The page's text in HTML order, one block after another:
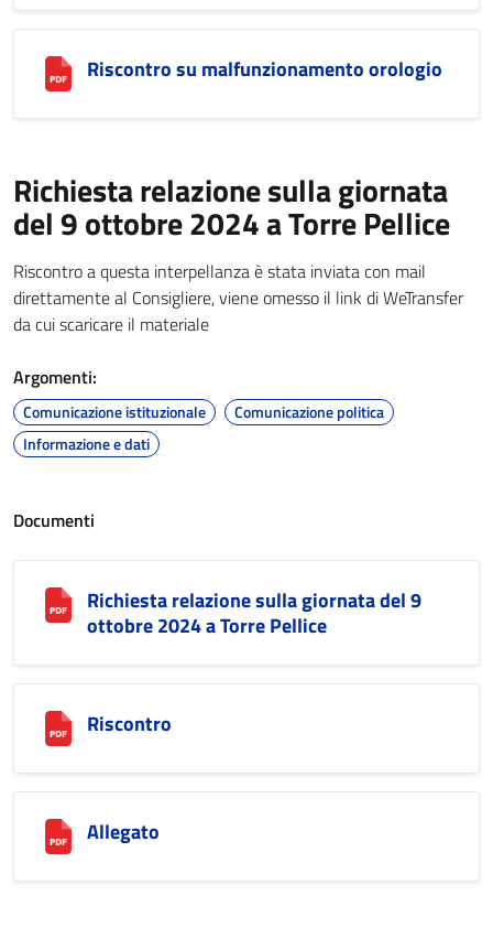
Riscontro su malfunzionamento orologio
Richiesta relazione sulla giornata
del 9 ottobre 2024 a Torre Pellice
Riscontro a questa interpellanza è stata inviata con mail
direttamente al Consigliere, viene omesso il link di WeTransfer
da cui scaricare il materiale
Argomenti:
Comunicazione istituzionale
Comunicazione politica
Informazione e dati
Documenti
Richiesta relazione sulla giornata del 9
ottobre 2024 a Torre Pellice
Riscontro
Allegato